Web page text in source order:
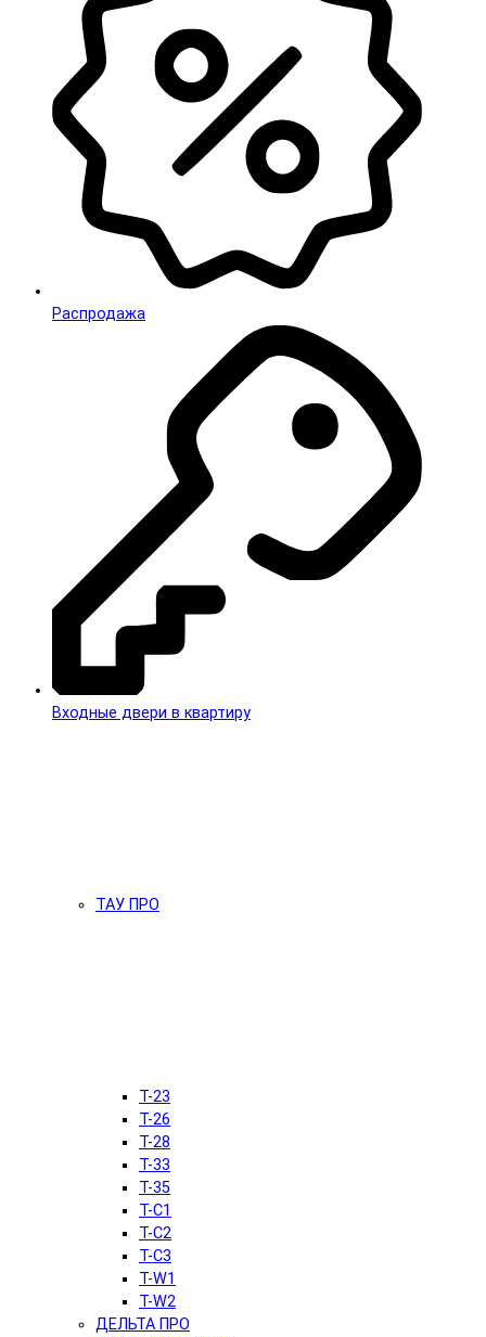
Распродажа
Входные двери в квартиру
ТАУ ПРО
T-23
T-26
T-28
T-33
T-35
T-C1
T-C2
T-C3
T-W1
T-W2
ДЕЛЬТА ПРО